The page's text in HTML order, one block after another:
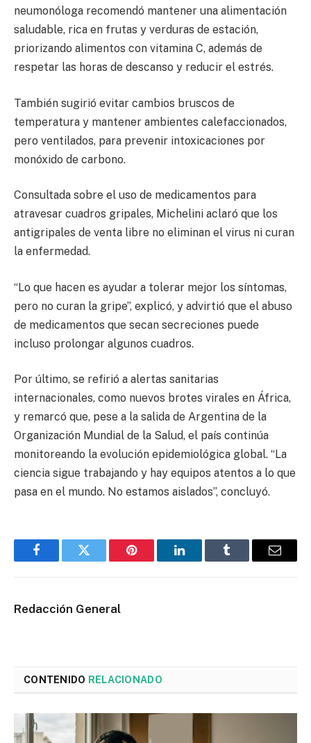
neumonóloga recomendó mantener una alimentación
saludable, rica en frutas y verduras de estación,
priorizando alimentos con vitamina C, además de
respetar las horas de descanso y reducir el estrés.
También sugirió evitar cambios bruscos de
temperatura y mantener ambientes calefaccionados,
pero ventilados, para prevenir intoxicaciones por
monóxido de carbono.
Consultada sobre el uso de medicamentos para
atravesar cuadros gripales, Michelini aclaró que los
antigripales de venta libre no eliminan el virus ni curan
la enfermedad.
“Lo que hacen es ayudar a tolerar mejor los síntomas,
pero no curan la gripe”, explicó, y advirtió que el abuso
de medicamentos que secan secreciones puede
incluso prolongar algunos cuadros.
Por último, se refirió a alertas sanitarias
internacionales, como nuevos brotes virales en África,
y remarcó que, pese a la salida de Argentina de la
Organización Mundial de la Salud, el país continúa
monitoreando la evolución epidemiológica global. “La
ciencia sigue trabajando y hay equipos atentos a lo que
pasa en el mundo. No estamos aislados”, concluyó.
FacebookTwitter Pinterest LinkedInTumblr Email
Redacción General
CONTENIDO RELACIONADO